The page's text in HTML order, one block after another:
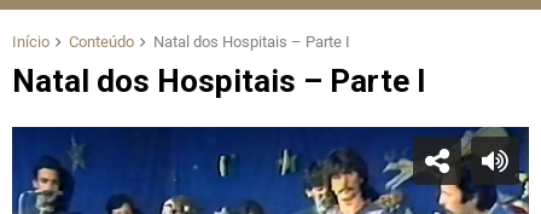
Início Conteúdo Natal dos Hospitais – Parte I
Natal dos Hospitais – Parte I